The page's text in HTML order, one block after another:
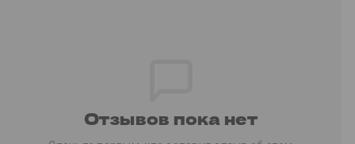
Отзывов пока нет